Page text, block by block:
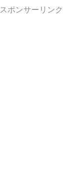
スポンサーリンク